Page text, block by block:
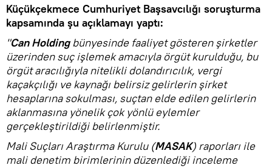
Küçükçekmece Cumhuriyet Başsavcılığı soruşturma
kapsamında şu açıklamayı yaptı:
"Can Holdingbünyesinde faaliyet gösteren şirketler
üzerinden suç işlemek amacıyla örgüt kurulduğu, bu
örgüt aracılığıyla nitelikli dolandırıcılık, vergi
kaçakçılığı ve kaynağı belirsiz gelirlerin şirket
hesaplarına sokulması, suçtan elde edilen gelirlerin
aklanmasına yönelik çok yönlü eylemler
gerçekleştirildiği belirlenmiştir.
Mali Suçları Araştırma Kurulu (MASAK) raporları ile
mali denetim birimlerinin düzenlediği inceleme